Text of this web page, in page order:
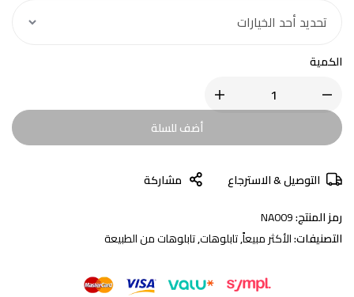
الكمية
أضف للسلة
التوصيل & الاسترجاع
مشاركة
رمز المنتج:NA009
التصنيفات:الأكثر مبيعاً,تابلوهات,تابلوهات من الطبيعة